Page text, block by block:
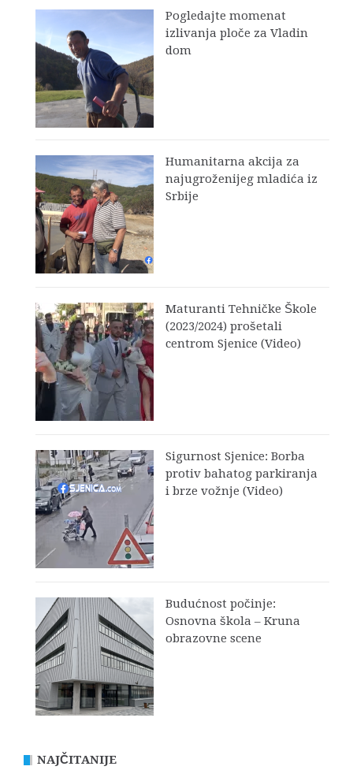
Pogledajte momenat
izlivanja ploče za Vladin
dom
Humanitarna akcija za
najugroženijeg mladića iz
Srbije
Maturanti Tehničke Škole
(2023/2024) prošetali
centrom Sjenice (Video)
Sigurnost Sjenice: Borba
protiv bahatog parkiranja
i brze vožnje (Video)
Budućnost počinje:
Osnovna škola – Kruna
obrazovne scene
NAJČITANIJE